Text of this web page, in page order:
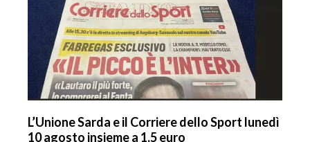
L’Unione Sarda e il Corriere dello Sport lunedì
10 agosto insieme a 1,5 euro